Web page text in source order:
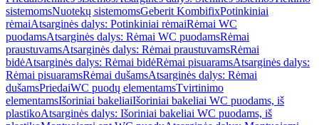
sistemomsNuotekų sistemomsGeberit KombifixPotinkiniai
rėmaiAtsarginės dalys: Potinkiniai rėmaiRėmai WC
puodamsAtsarginės dalys: Rėmai WC puodamsRėmai
praustuvamsAtsarginės dalys: Rėmai praustuvamsRėmai
bidėAtsarginės dalys: Rėmai bidėRėmai pisuaramsAtsarginės dalys:
Rėmai pisuaramsRėmai dušamsAtsarginės dalys: Rėmai
dušamsPriedaiWC puodų elementamsTvirtinimo
elementamsIšoriniai bakeliaiIšoriniai bakeliai WC puodams, iš
plastikoAtsarginės dalys: Išoriniai bakeliai WC puodams, iš